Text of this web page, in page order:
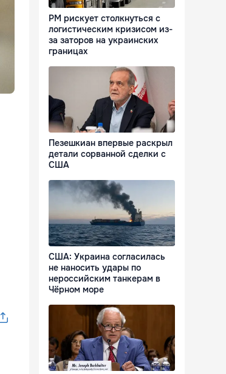
РМ рискует столкнуться с
логистическим кризисом из-
за заторов на украинских
границах
Пезешкиан впервые раскрыл
детали сорванной сделки с
США
США: Украина согласилась
не наносить удары по
нероссийским танкерам в
Чёрном море